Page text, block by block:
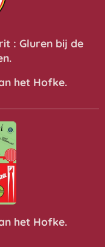
: Gluren bij de
het Hofke.
het Hofke.